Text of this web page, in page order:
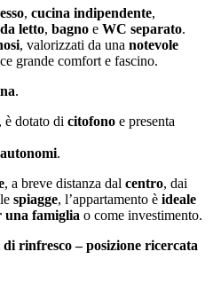
, cucina indipendente,
letto, bagno e WC separato.
, valorizzati da una notevole
grande comfort e fascino.
.
, è dotato di citofono e presenta
.
, a breve distanza dal centro, dai
spiagge, l’appartamento è ideale
una famiglia o come investimento.
rinfresco – posizione ricercata